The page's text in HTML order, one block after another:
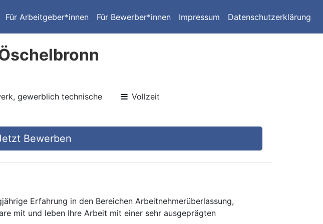
Für Arbeitgeber*innen Für Bewerber*innen Impressum Datenschutzerklärung
gewerblich technische
Vollzeit
Bewerben
Erfahrung in den Bereichen Arbeitnehmerüberlassung,
mit und leben Ihre Arbeit mit einer sehr ausgeprägten